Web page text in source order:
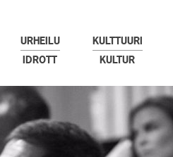
URHEILU
IDROTT
KULTTUURI
KULTUR